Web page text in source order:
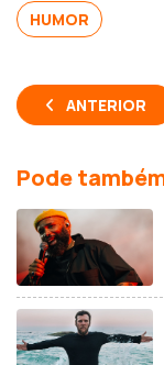
HUMOR
ANTERIOR
Pode